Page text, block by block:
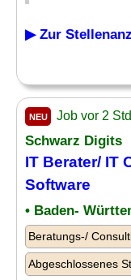
▶ Zur
NEU Job vor 2
Schwarz Digits
IT Berater/ IT
Software
• Baden-
Beratungs-/
Abgeschlossenes